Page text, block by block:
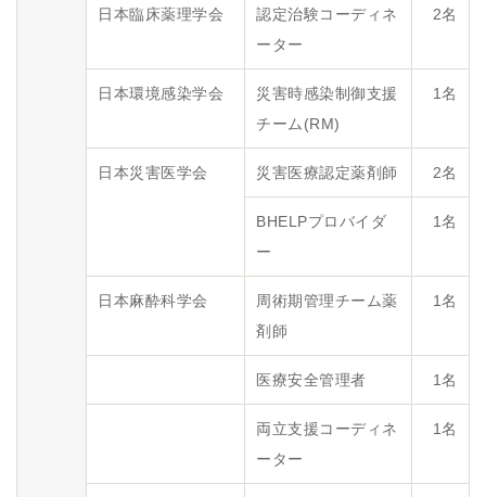
日本臨床薬理学会
認定治験コーディネ
ーター
2名
日本環境感染学会
災害時感染制御支援
チーム(RM)
1名
日本災害医学会 災害医療認定薬剤師 2名
BHELPプロバイダ
ー
1名
日本麻酔科学会
周術期管理チーム薬
剤師
1名
医療安全管理者 1名
両立支援コーディネ
ーター
1名